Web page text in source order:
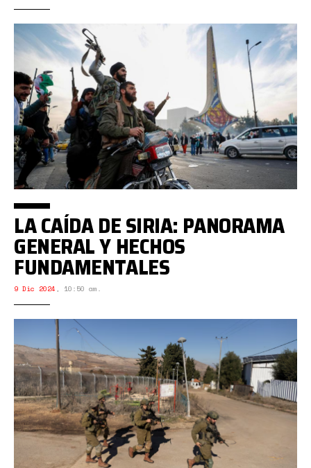
LA CAÍDA DE SIRIA: PANORAMA
GENERAL Y HECHOS
FUNDAMENTALES
9 Dic 2024 , 10:50 am.